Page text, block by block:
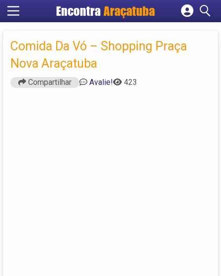
Encontra Araçatuba
Cadastrar empresa
Criar conta
Comida Da Vó – Shopping Praça
Nova Araçatuba
Compartilhar Avalie! 423